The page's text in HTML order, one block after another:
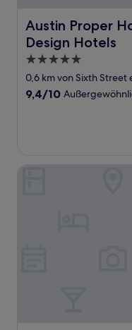
Austin Proper
Design Hotels
Austin Proper
5.0-
Sterne-
Unterkunft
0,6 km von Sixth
9.4
9,4/10
Residence Inn by